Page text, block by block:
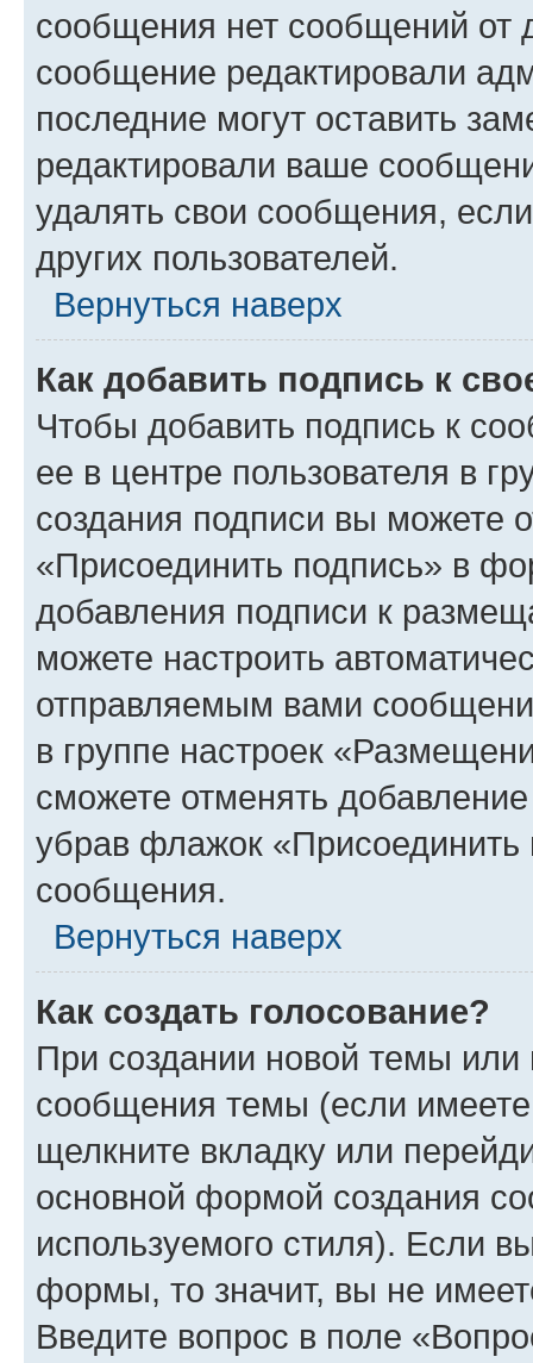
сообщения нет сообщений от
сообщение редактировали
последние могут оставить
редактировали ваше
удалять свои сообщения,
других пользователей.
Вернуться наверх
Как добавить подпись к
Чтобы добавить подпись к
ее в центре пользователя в
создания подписи вы можете
«Присоединить подпись» в
добавления подписи к
можете настроить
отправляемым вами
в группе настроек
сможете отменять
убрав флажок
сообщения.
Вернуться наверх
Как создать голосование?
При создании новой темы или
сообщения темы (если
щелкните вкладку или
основной формой создания
используемого стиля). Если
формы, то значит, вы не
Введите вопрос в поле